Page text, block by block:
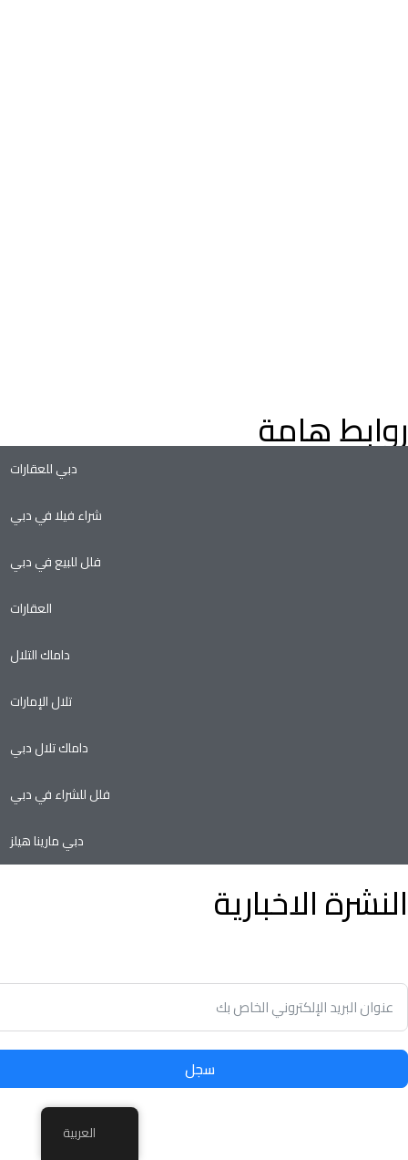
روابط هامة
دبي للعقارات
شراء فيلا في دبي
فلل للبيع في دبي
العقارات
داماك التلال
تلال الإمارات
داماك تلال دبي
فلل للشراء في دبي
دبي مارينا هيلز
النشرة الاخبارية
سجل
العربية